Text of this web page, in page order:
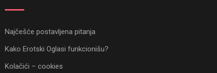
Najčešće postavljena pitanja
Kako Erotski Oglasi funkcionišu?
Kolačići – cookies